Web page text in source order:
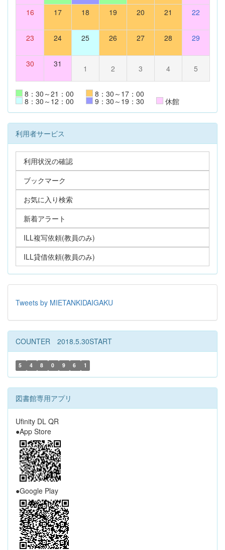
16 17 18 19 20 21 22
23 24 25 26 27 28 29
30 31 1 2 3 4 5
8：30～21：00 8：30～17：00
8：30～12：00 9：30～19：30 休館
利用者サービス
利用状況の確認
ブックマーク
お気に入り検索
新着アラート
ILL複写依頼(教員のみ)
ILL貸借依頼(教員のみ)
Tweets by MIETANKIDAIGAKU
COUNTER 2018.5.30START
5 4 8 0 9 6 1
図書館専用アプリ
Ufinity DL QR
●App Store
●Google Play